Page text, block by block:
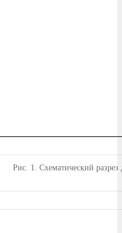
Рис. 1. Схематический разрез